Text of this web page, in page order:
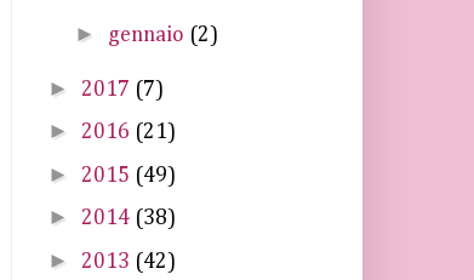
► gennaio (2)
► 2017 (7)
► 2016 (21)
► 2015 (49)
► 2014 (38)
► 2013 (42)